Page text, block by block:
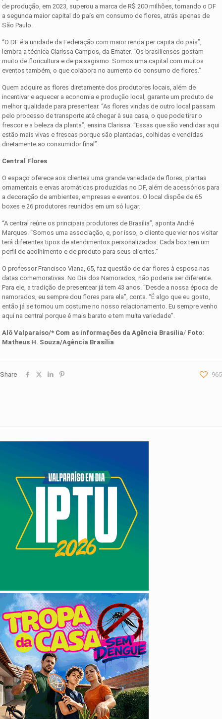
de produção, em 2023, superou a marca de R$ 200 milhões, tornando o DF
a segunda maior capital do país em consumo de flores, atrás apenas de
São Paulo.
“O DF é a unidade da Federação com maior renda per capita do país”,
lembra a técnica Clarissa Campos, da Emater. “Os brasilienses gostam
muito de floricultura e de paisagismo. Somos uma capital com muitos
eventos também, o que colabora no aumento do consumo de flores.”
Quem adquire as flores diretamente dos produtores locais, além de
incentivar e aquecer a economia e produção local, garante um produto de
melhor qualidade para presentear. “As flores vindas de outro local passam
pelo processo de transporte até chegar à sua casa, o que pode tirar o
frescor e a beleza da planta”, ensina Clarissa. “Essas que são vendidas aqui
estão mais vivas e frescas porque são plantadas, colhidas e vendidas
diretamente ao consumidor final”.
Central Flores
O espaço oferece aos clientes uma grande variedade de flores, plantas
ornamentais e ervas aromáticas produzidas no DF, além de acessórios para
a decoração de ambientes, empresas e eventos. O local dispõe de 65
boxes e 26 produtores reunidos em um só lugar.
“A central reúne os principais produtores de Brasília”, aponta André
Marques. “Somos uma associação, e, por isso, o cliente que vier nos visitar
terá diferentes tipos de atendimentos personalizados. Cada box tem um
perfil de acolhimento e de produto para seus clientes.”
O professor Francisco Viana, 65, faz questão de dar flores à esposa nas
datas comemorativas. No Dia dos Namorados, não poderia ser diferente.
Para ele, a tradição de presentear já tem 43 anos. “Desde a nossa época de
namorados, eu sempre dou flores para ela”, conta. “É algo que eu gosto,
então já se tornou um costume no nosso relacionamento. Eu sempre venho
aqui na central porque é mais barato e tem muita variedade”.
Alô Valparaíso/* Com as informações d a Agência Brasília/ Foto:
Matheus H. Souza/Agência Brasília
Share 965